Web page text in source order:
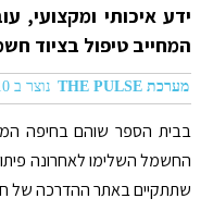
ידע איכותי ומקצועי,
המחייב טיפול בציוד
מערכת THE PULSE נוצר ב 09.09.2010 08:09
בבית הספר שוהם בחיפה
החשמל השלימו לאחרונה
שתתקיים באתר ההדרכה של